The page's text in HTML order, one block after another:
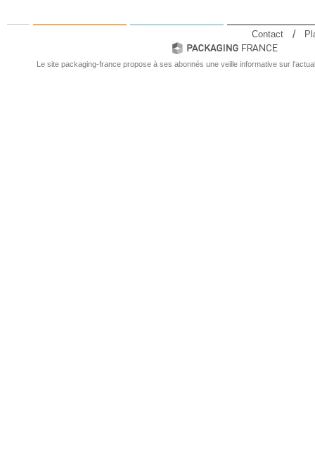
Le site packaging-france propose à ses abonnés une veille informative sur
Contact